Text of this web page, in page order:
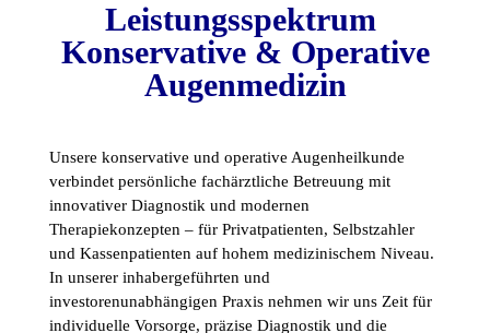
Leistungsspektrum
Konservative & Operative
Augenmedizin
Unsere konservative und operative Augenheilkunde
verbindet persönliche fachärztliche Betreuung mit
innovativer Diagnostik und modernen
Therapiekonzepten – für Privatpatienten, Selbstzahler
und Kassenpatienten auf hohem medizinischem Niveau.
In unserer inhabergeführten und
investorenunabhängigen Praxis nehmen wir uns Zeit für
individuelle Vorsorge, präzise Diagnostik und die